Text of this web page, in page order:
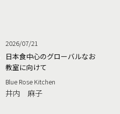
2026/07/21
日本食中心のグローバルなお
教室に向けて
Blue Rose Kitchen
井内 麻子